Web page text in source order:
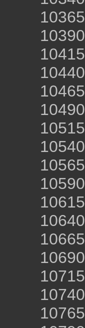
10365
10390
10415
10440
10465
10490
10515
10540
10565
10590
10615
10640
10665
10690
10715
10740
10765